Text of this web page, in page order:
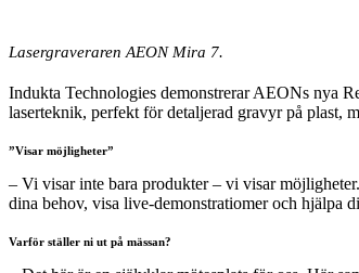
Lasergraveraren AEON Mira 7.
Indukta Technologies demonstrerar AEONs nya
laserteknik, perfekt för detaljerad gravyr på plast,
”Visar möjligheter”
– Vi visar inte bara produkter – vi visar
dina behov, visa live-demonstratiomer och hjälpa
Varför ställer ni ut på mässan?